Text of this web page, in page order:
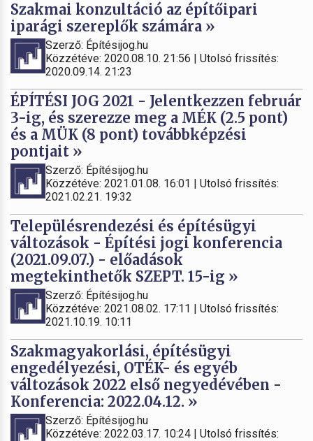
Szakmai konzultáció az építőipari
iparági szereplők számára »
Szerző: Építésijog.hu
Közzétéve: 2020.08.10. 21:56 | Utolsó frissítés:
2020.09.14. 21:23
ÉPÍTÉSI JOG 2021 - Jelentkezzen február
3-ig, és szerezze meg a MÉK (2.5 pont)
és a MÜK (8 pont) továbbképzési
pontjait »
Szerző: Építésijog.hu
Közzétéve: 2021.01.08. 16:01 | Utolsó frissítés:
2021.02.21. 19:32
Településrendezési és építésügyi
változások - Építési jogi konferencia
(2021.09.07.) - előadások
megtekinthetők SZEPT. 15-ig »
Szerző: Építésijog.hu
Közzétéve: 2021.08.02. 17:11 | Utolsó frissítés:
2021.10.19. 10:11
Szakmagyakorlási, építésügyi
engedélyezési, OTÉK- és egyéb
változások 2022 első negyedévében -
Konferencia: 2022.04.12. »
Szerző: Építésijog.hu
Közzétéve: 2022.03.17. 10:24 | Utolsó frissítés: